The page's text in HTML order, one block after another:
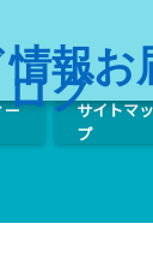
情報お
ログ
ー
サイトマ
プ